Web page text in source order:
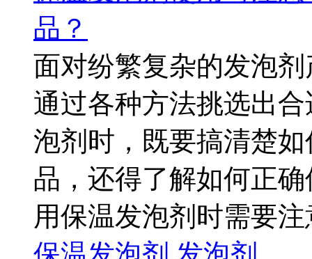
品？
面对纷繁复杂的发泡
通过各种方法挑选出
泡剂时，既要搞清楚
品，还得了解如何正
用保温发泡剂时需要注